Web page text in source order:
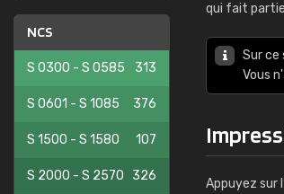
NCS
S 0300 - S 0585 313
S 0601 - S 1085 376
S 1500 - S 1580 107
S 2000 - S 2570 326
qui fait
Sur ce
Vous
Appuyez sur